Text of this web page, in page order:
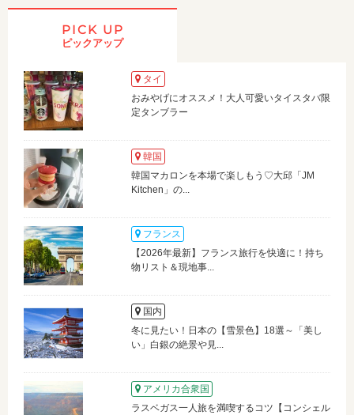
PICK UP
ピックアップ
タイ
おみやげにオススメ！大人可愛いタイスタバ限
定タンブラー
韓国
韓国マカロンを本場で楽しもう♡大邱「JM
Kitchen」の...
フランス
【2026年最新】フランス旅行を快適に！持ち
物リスト＆現地事...
国内
冬に見たい！日本の【雪景色】18選～「美し
い」白銀の絶景や見...
アメリカ合衆国
ラスベガス一人旅を満喫するコツ【コンシェル